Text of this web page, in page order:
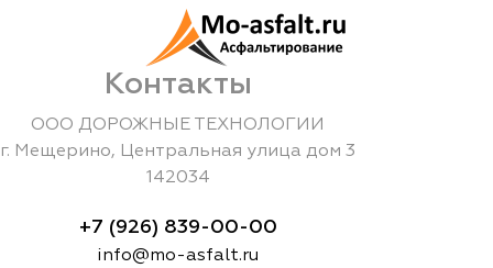
Контакты
ООО ДОРОЖНЫЕ ТЕХНОЛОГИИ
г. Мещерино, Центральная улица дом 3
142034
+7 (926) 839-00-00
info@mo-asfalt.ru